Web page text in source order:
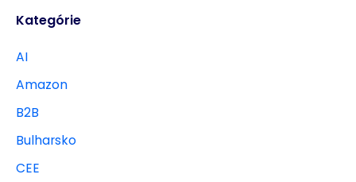
Kategórie
AI
Amazon
B2B
Bulharsko
CEE